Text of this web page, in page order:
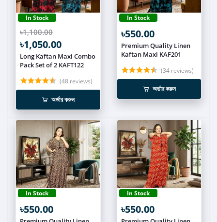
In Stock
৳1,100.00
৳1,050.00
Long Kaftan Maxi Combo
Pack Set of 2 KAFT122
(48 reviews)
অর্ডার করুন
In Stock
৳550.00
Premium Quality Linen
Kaftan Maxi KAF201
(34 reviews)
অর্ডার করুন
In Stock
৳550.00
In Stock
৳550.00